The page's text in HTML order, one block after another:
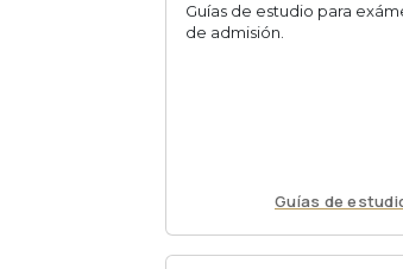
Guías de estudio para
de admisión.
Guías de